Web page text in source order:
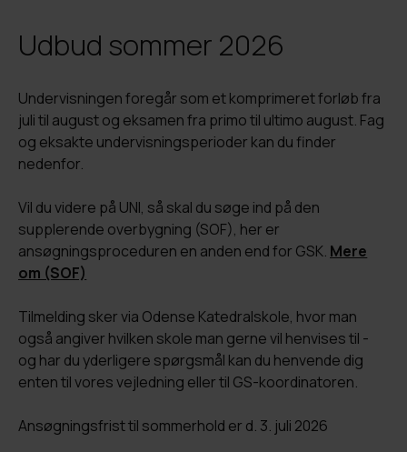
Udbud sommer 2026
Undervisningen foregår som et komprimeret forløb fra
juli til august og eksamen fra primo til ultimo august. Fag
og eksakte undervisningsperioder kan du finder
nedenfor.
Vil du videre på UNI, så skal du søge ind på den
supplerende overbygning (SOF), her er
ansøgningsproceduren en anden end for GSK. Mere
om (SOF)
Tilmelding sker via Odense Katedralskole, hvor man
også angiver hvilken skole man gerne vil henvises til -
og har du yderligere spørgsmål kan du henvende dig
enten til vores vejledning eller til GS-koordinatoren.
Ansøgningsfrist til sommerhold er d. 3. juli 2026